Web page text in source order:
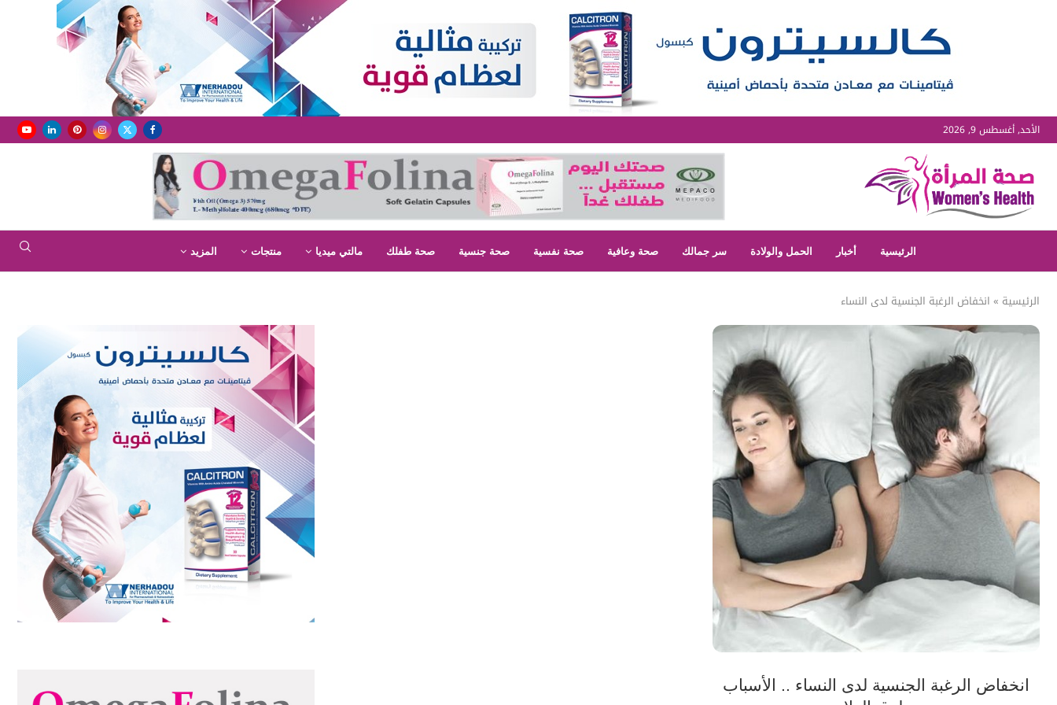
الأحد, أغسطس 9, 2026
الرئيسية أخبار الحمل والولادة سر جمالك صحة وعافية صحة نفسية صحة جنسية صحة طفلك مالتي ميديا منتجات المزيد
الرئيسية » انخفاض الرغبة الجنسية لدى النساء
انخفاض الرغبة الجنسية لدى النساء .. الأسباب